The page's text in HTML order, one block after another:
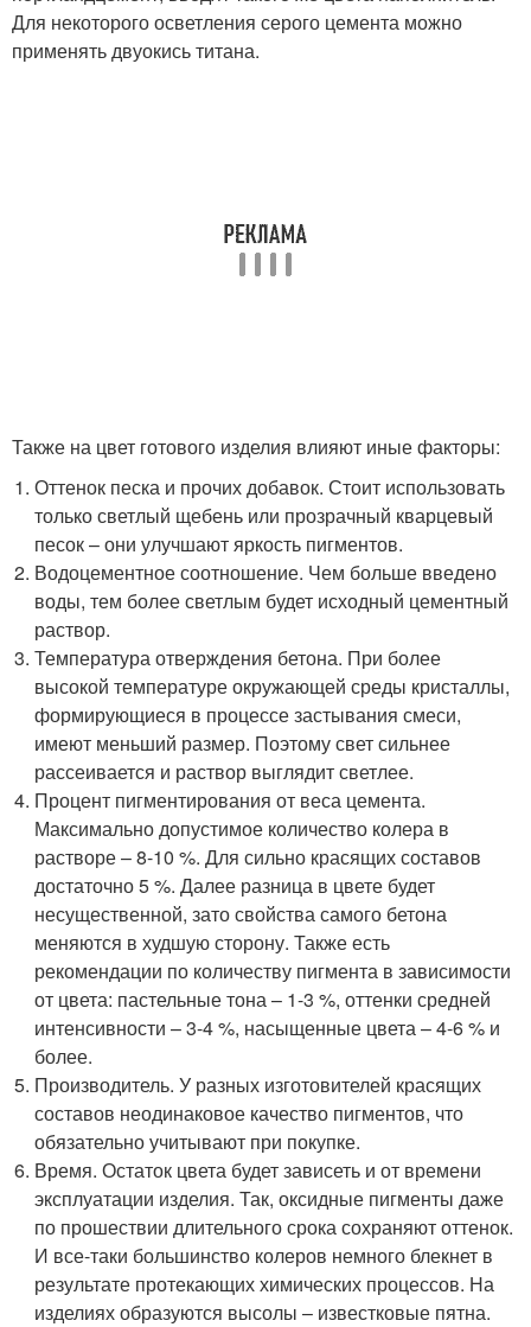
Для некоторого осветления серого цемента можно
применять двуокись титана.
Также на цвет готового изделия влияют иные факторы:
Оттенок песка и прочих добавок. Стоит использовать
только светлый щебень или прозрачный кварцевый
песок – они улучшают яркость пигментов.
Водоцементное соотношение. Чем больше введено
воды, тем более светлым будет исходный цементный
раствор.
Температура отверждения бетона. При более
высокой температуре окружающей среды кристаллы,
формирующиеся в процессе застывания смеси,
имеют меньший размер. Поэтому свет сильнее
рассеивается и раствор выглядит светлее.
Процент пигментирования от веса цемента.
Максимально допустимое количество колера в
растворе – 8-10 %. Для сильно красящих составов
достаточно 5 %. Далее разница в цвете будет
несущественной, зато свойства самого бетона
меняются в худшую сторону. Также есть
рекомендации по количеству пигмента в зависимости
от цвета: пастельные тона – 1-3 %, оттенки средней
интенсивности – 3-4 %, насыщенные цвета – 4-6 % и
более.
Производитель. У разных изготовителей красящих
составов неодинаковое качество пигментов, что
обязательно учитывают при покупке.
Время. Остаток цвета будет зависеть и от времени
эксплуатации изделия. Так, оксидные пигменты даже
по прошествии длительного срока сохраняют оттенок.
И все-таки большинство колеров немного блекнет в
результате протекающих химических процессов. На
изделиях образуются высолы – известковые пятна.